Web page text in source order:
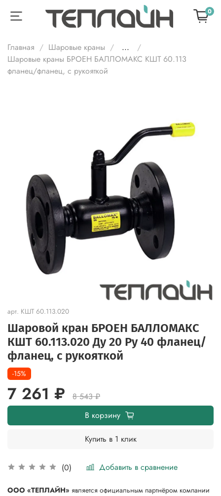
0
Главная Шаровые краны
...
Шаровые краны БРОЕН БАЛЛОМАКС КШТ 60.113
фланец/фланец, с рукояткой
арт. КШТ 60.113.020
Шаровой кран БРОЕН БАЛЛОМАКС
КШТ 60.113.020 Ду 20 Ру 40 фланец/
фланец, с рукояткой
(0) Добавить в сравнение
-15%
7 261 ₽
8 543 ₽
В корзину
Купить в 1 клик
ООО «ТЕПЛАЙН» является официальным партнёром компании